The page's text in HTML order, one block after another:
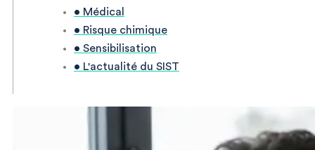
• Médical
• Risque chimique
• Sensibilisation
• L'actualité du SIST